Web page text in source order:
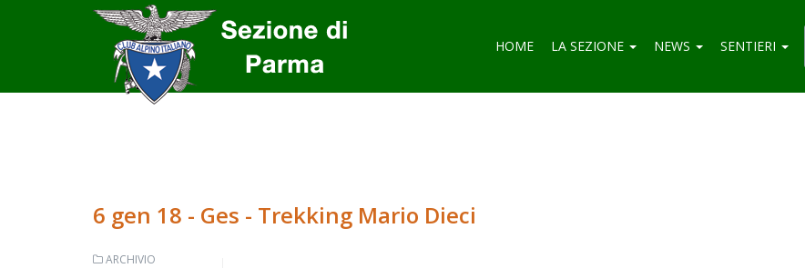
HOME LA SEZIONE NEWS SENTIERI
6 gen 18 - Ges - Trekking Mario Dieci
ARCHIVIO